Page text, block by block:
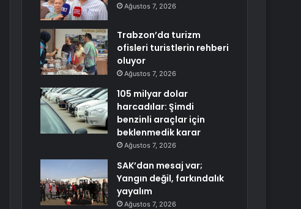
Ağustos 7, 2026
Trabzon’da turizm
ofisleri turistlerin rehberi
oluyor
Ağustos 7, 2026
105 milyar dolar
harcadılar: Şimdi
benzinli araçlar için
beklenmedik karar
Ağustos 7, 2026
SAK’dan mesaj var;
Yangın değil, farkındalık
yayalım
Ağustos 7, 2026